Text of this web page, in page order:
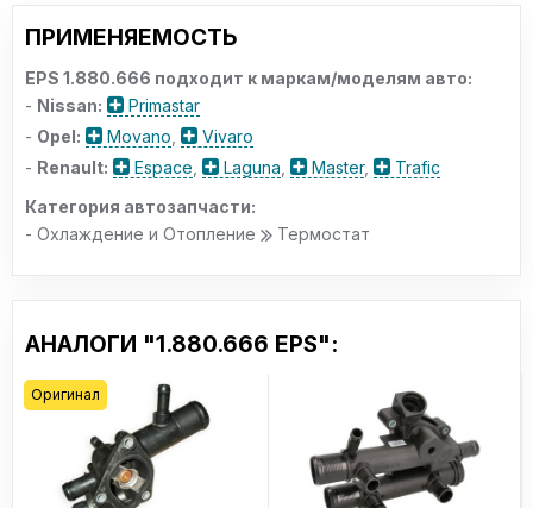
ПРИМЕНЯЕМОСТЬ
EPS 1.880.666 подходит к маркам/моделям авто:
- Nissan:
Primastar
- Opel: Movano
Vivaro
- Renault: Espace Laguna Master,
Trafic
Категория автозапчасти:
- Охлаждение и Отопление
Термостат
АНАЛОГИ "1.880.666 EPS":
Оригинал